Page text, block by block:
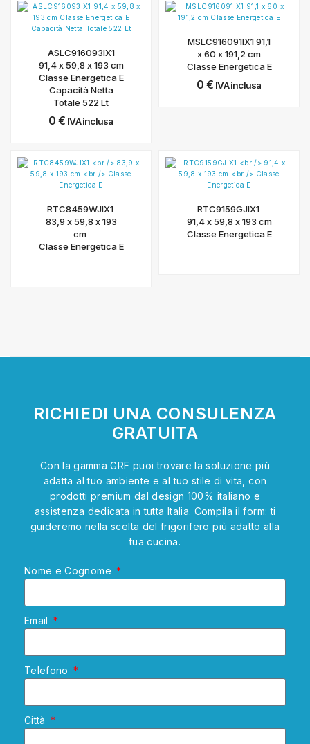
ASLC916093IX1
91,4 x 59,8 x 193 cm
Classe Energetica E
Capacità Netta
Totale 522 Lt
0 € IVA inclusa
MSLC916091IX1 91,1
x 60 x 191,2 cm
Classe Energetica E
0 € IVA inclusa
RTC8459WJIX1
83,9 x 59,8 x 193
cm
Classe Energetica E
RTC9159GJIX1
91,4 x 59,8 x 193 cm
Classe Energetica E
RICHIEDI UNA CONSULENZA
GRATUITA
Con la gamma GRF puoi trovare la soluzione più
adatta al tuo ambiente e al tuo stile di vita, con
prodotti premium dal design 100% italiano e
assistenza dedicata in tutta Italia. Compila il form: ti
guideremo nella scelta del frigorifero più adatto alla
tua cucina.
Nome e Cognome
Email
Telefono
Città